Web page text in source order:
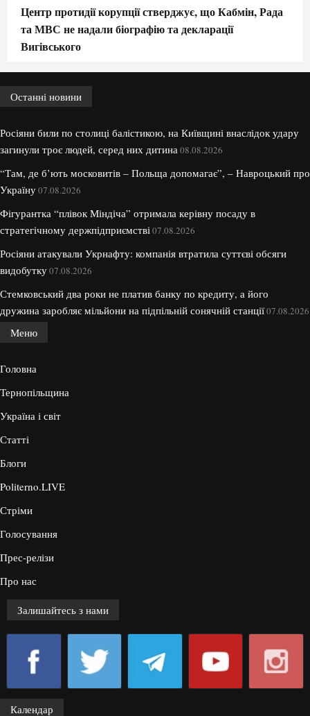
Центр протидії корупції стверджує, що Кабмін, Рада
та МВС не надали біографію та декларації
Вигівського
Останні новини
Росіяни били по столиці балістикою, на Київщині внаслідок удару
загинули троє людей, серед них дитина 08.08.2026
“Там, де б’ють московитів – Польща допомагає”, – Навроцький про
Україну07.08.2026
Фігурантка “плівок Міндіча” отримала керівну посаду в
стратегічному держпідприємстві 07.08.2026
Росіяни атакували Укрнафту: компанія втратила суттєві обсяги
видобутку07.08.2026
Стемковський два роки не платив банку по кредиту, а його
дружина заробляє мільйони на підпільній сонячній станції07.08.2026
Меню
Головна
Тернопільщина
Україна і світ
Статті
Блоги
Politerno.LIVE
Стріми
Голосування
Прес-релізи
Про нас
Залишайтесь з нами
Календар